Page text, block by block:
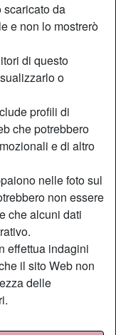
da
e non lo mostrerò
di questo
o
profili di
che potrebbero
e di altro
nelle foto sul
non essere
che alcuni dati
effettua indagini
il sito Web non
delle
Giadaf
Italia
Firenze
Donna
Etero
Single
Scuro